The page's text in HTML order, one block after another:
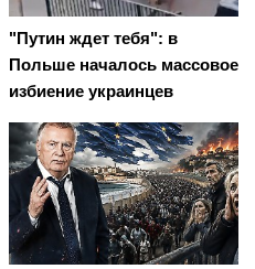
"Путин ждет тебя": в
Польше началось массовое
избиение украинцев